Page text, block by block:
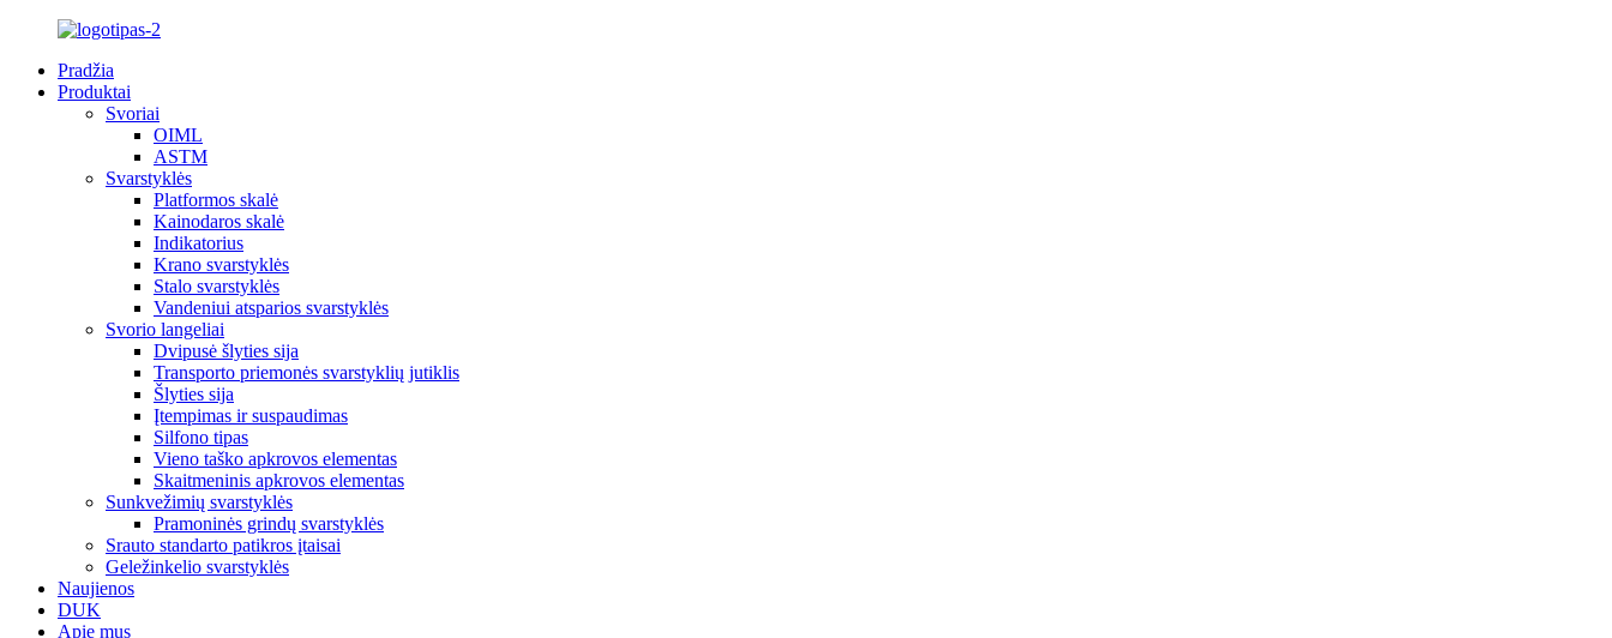
Pradžia
Produktai
Svoriai
OIML
ASTM
Svarstyklės
Platformos skalė
Kainodaros skalė
Indikatorius
Krano svarstyklės
Stalo svarstyklės
Vandeniui atsparios svarstyklės
Svorio langeliai
Dvipusė šlyties sija
Transporto priemonės svarstyklių jutiklis
Šlyties sija
Įtempimas ir suspaudimas
Silfono tipas
Vieno taško apkrovos elementas
Skaitmeninis apkrovos elementas
Sunkvežimių svarstyklės
Pramoninės grindų svarstyklės
Srauto standarto patikros įtaisai
Geležinkelio svarstyklės
Naujienos
DUK
Apie mus